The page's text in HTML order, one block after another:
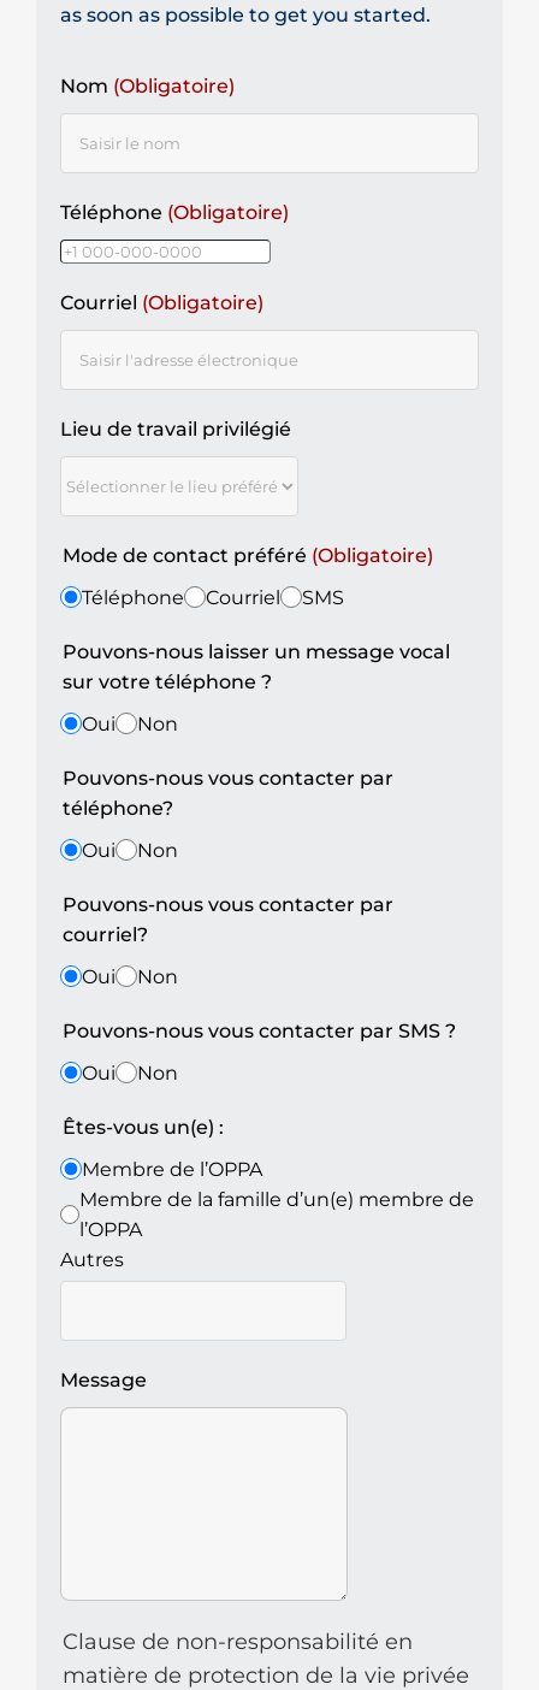
as soon as possible to get you started.
Nom (Obligatoire)
Téléphone (Obligatoire)
Courriel (Obligatoire)
Lieu de travail privilégié
Mode de contact préféré (Obligatoire)
Téléphone
Courriel SMS
Pouvons-nous laisser un message vocal
sur votre téléphone ?
Oui
Non
Pouvons-nous vous contacter par
téléphone?
Oui
Non
Pouvons-nous vous contacter par
courriel?
Oui
Non
Pouvons-nous vous contacter par SMS ?
Oui
Non
Êtes-vous un(e) :
Membre de l’OPPA
Membre de la famille d’un(e) membre de
l’OPPA
Autres
Message
Clause de non-responsabilité en
matière de protection de la vie privée